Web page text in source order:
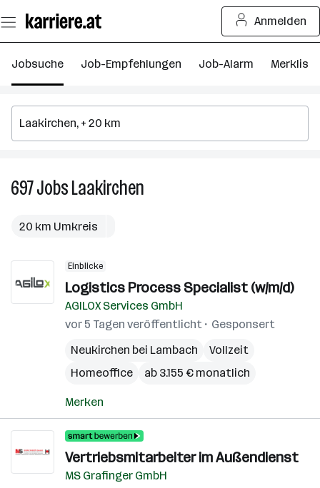
Seiteninhalt
springen
Anmelden
Jobsuche Job-Empfehlungen Job-Alarm Merkliste
697JobsLaakirchen
20 km Umkreis
Einblicke
Logistics Process Specialist (w/m/d)
AGILOX Services GmbH
vor 5 Tagen veröffentlicht
Gesponsert
Neukirchen bei Lambach
Vollzeit
Homeoffice
ab 3.155 € monatlich
Merken
Vertriebsmitarbeiter im Außendienst
MS Grafinger GmbH